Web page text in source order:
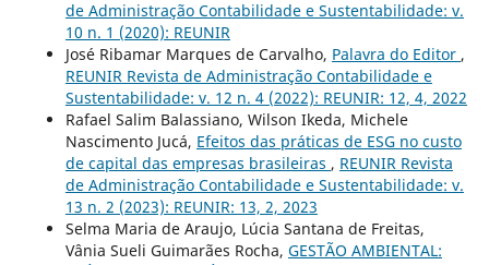
de Administração Contabilidade e Sustentabilidade: v.
10 n. 1 (2020): REUNIR
José Ribamar Marques de Carvalho, Palavra do Editor ,
REUNIR Revista de Administração Contabilidade e
Sustentabilidade: v. 12 n. 4 (2022): REUNIR: 12, 4, 2022
Rafael Salim Balassiano, Wilson Ikeda, Michele
Nascimento Jucá, Efeitos das práticas de ESG no custo
de capital das empresas brasileiras , REUNIR Revista
de Administração Contabilidade e Sustentabilidade: v.
13 n. 2 (2023): REUNIR: 13, 2, 2023
Selma Maria de Araujo, Lúcia Santana de Freitas,
Vânia Sueli Guimarães Rocha, GESTÃO AMBIENTAL: